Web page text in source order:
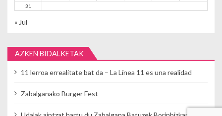
31
« Jul
AZKEN BIDALKETAK
11 lerroa errealitate bat da – La Línea 11 es una realidad
Zabalganako Burger Fest